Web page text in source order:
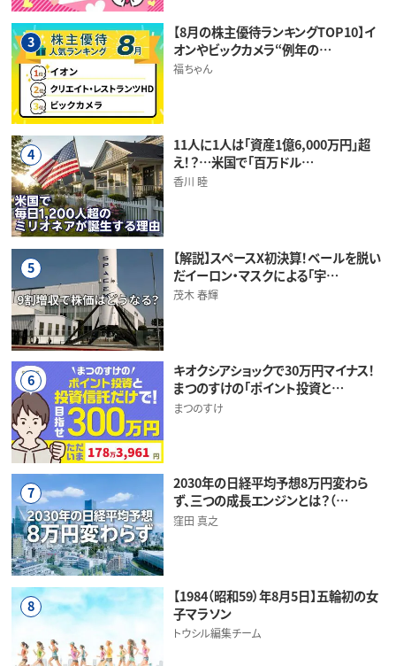
3
【8月の株主優待ランキングTOP10】イ
オンやビックカメラ“例年の…
福ちゃん
4
11人に1人は「資産1億6,000万円」超
え！？…米国で「百万ドル…
香川 睦
5
【解説】スペースX初決算！ベールを脱い
だイーロン・マスクによる「宇…
茂木 春輝
6
キオクシアショックで30万円マイナス！
まつのすけの「ポイント投資と…
まつのすけ
7
2030年の日経平均予想8万円変わら
ず、三つの成長エンジンとは？（…
窪田 真之
8
【1984（昭和59）年8月5日】五輪初の女
子マラソン
トウシル編集チーム